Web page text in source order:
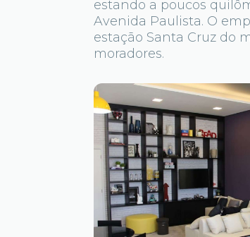
estando a poucos
Avenida Paulista. O
estação Santa Cruz do
moradores.